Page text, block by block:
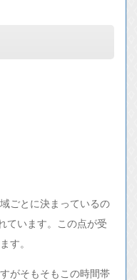
ごとに決まっているの
ています。この点が受
す。
がそもそもこの時間帯